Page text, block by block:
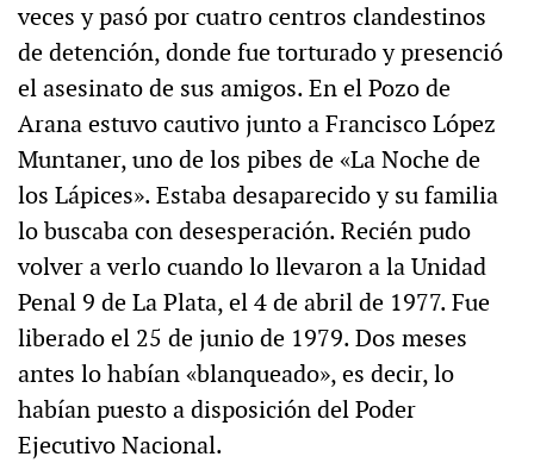
veces y pasó por cuatro centros clandestinos
de detención, donde fue torturado y presenció
el asesinato de sus amigos. En el Pozo de
Arana estuvo cautivo junto a Francisco López
Muntaner, uno de los pibes de «La Noche de
los Lápices». Estaba desaparecido y su familia
lo buscaba con desesperación. Recién pudo
volver a verlo cuando lo llevaron a la Unidad
Penal 9 de La Plata, el 4 de abril de 1977. Fue
liberado el 25 de junio de 1979. Dos meses
antes lo habían «blanqueado», es decir, lo
habían puesto a disposición del Poder
Ejecutivo Nacional.